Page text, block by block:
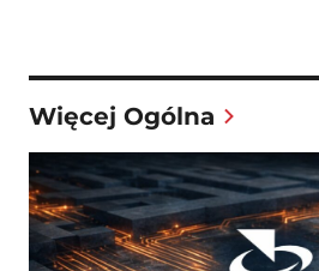
Więcej Ogólna